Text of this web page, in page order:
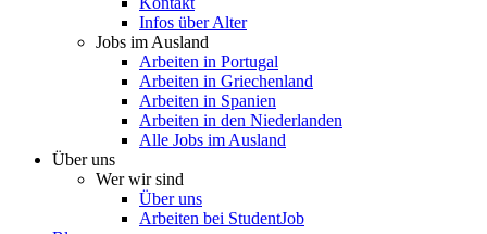
Infos über Alter
Jobs im Ausland
Arbeiten in Portugal
Arbeiten in Griechenland
Arbeiten in Spanien
Arbeiten in den Niederlanden
Alle Jobs im Ausland
Über uns
Wer wir sind
Über uns
Arbeiten bei StudentJob